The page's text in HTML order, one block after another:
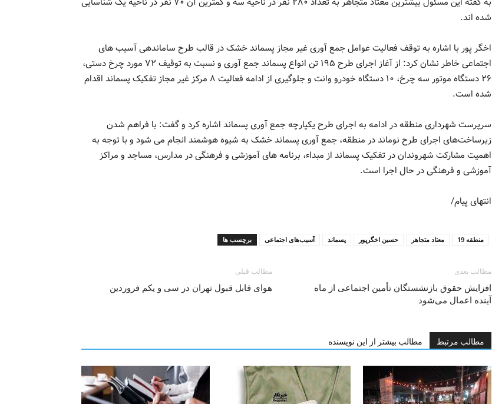
شده اند.
اخگر پور با اشاره به توقف فعالیت عوامل جمع آوری غیر مجاز پسماند خشک در قالب طرح ساماندهی آسیب های
اجتماعی خاطر نشان کرد: از آغاز اجرای طرح ۱۹۵ تن انواع پسماند جمع آوری و نسبت به توقیف ۷۲ مورد چرخ دستی،
۲۶ دستگاه موتور سه چرخ، ۱۰ دستگاه خودرو وانت و جلوگیری از ادامه فعالیت ۸ مرکز غیر مجاز تفکیک پسماند اقدام
شده است.
سرپرست شهرداری منطقه در ادامه به اجرای طرح یکپارچه جمع آوری پسماند اشاره کرد و گفت: با فراهم شدن
زیرساخت‌های اجرای طرح نوماند در منطقه، جمع آوری پسماند خشک به شیوه هوشمند انجام می شود و با توجه به
اهمیت مشارکت شهروندان در تفکیک پسماند از مبداء، برنامه های آموزشی و فرهنگی در مدارس، مساجد و مراکز
آموزشی و فرهنگی در حال اجرا است.
انتهای پیام/
برچسب ها آسیب‌های اجتماعی پسماند حسین اخگرپور معتاد متجاهر منطقه 19
مطالب قبلی
هوای قابل قبول تهران در سی و یکم فروردین
مطالب بعدی
افزایش حقوق بازنشستگان تأمین اجتماعی از ماه
آینده اعمال می‌شود
مطالب مرتبط مطالب بیشتر از این نویسنده